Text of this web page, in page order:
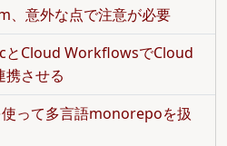
、意外な点で注意が必要
とCloud WorkflowsでCloud
携させる
って多言語monorepoを扱